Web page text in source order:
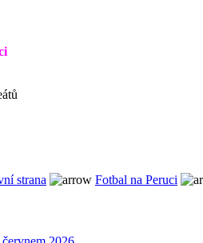
strana Fotbal na Peruci